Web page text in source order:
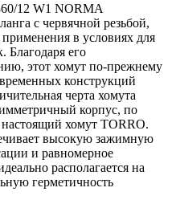
12 W1 NORMA
с червячной резьбой,
в условиях для
Благодаря его
этот хомут по-прежнему
конструкций
черта хомута
корпус, по
хомут TORRO.
высокую зажимную
и равномерное
располагается на
герметичность